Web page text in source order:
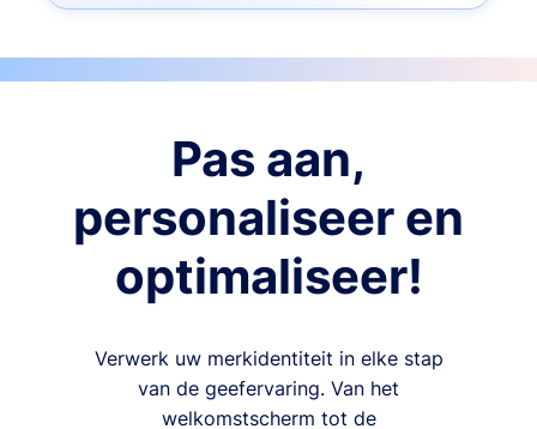
Pas aan,
personaliseer en
optimaliseer!
Verwerk uw merkidentiteit in elke stap
van de geefervaring. Van het
welkomstscherm tot de